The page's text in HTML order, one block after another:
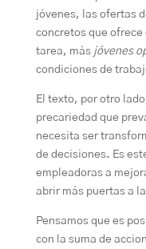
jóvenes, las ofertas
concretos que ofrece
tarea, más jóvenes
condiciones de
El texto, por otro
precariedad que
necesita ser
de decisiones. Es
empleadoras a
abrir más puertas a
Pensamos que es
con la suma de